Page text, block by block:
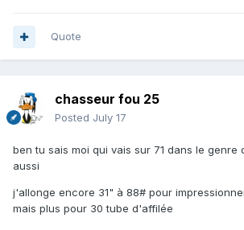
Quote
chasseur fou 25
Posted July 17
ben tu sais moi qui vais sur 71 dans le genre
aussi
j'allonge encore 31" à 88# pour
mais plus pour 30 tube d'affilée